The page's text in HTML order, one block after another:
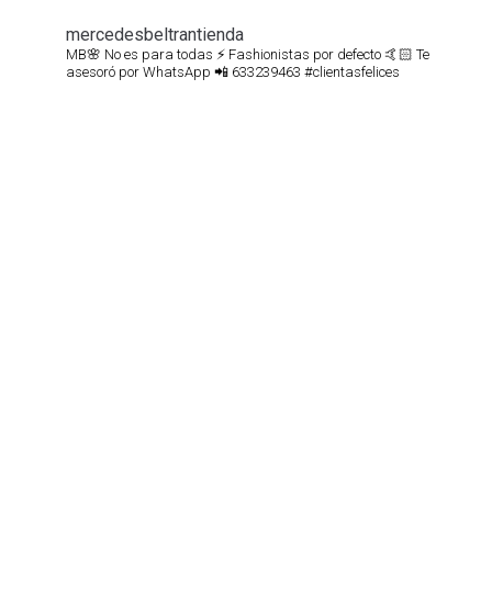
mercedesbeltrantienda
MB🌸 No es para todas ⚡️ Fashionistas por defecto 🤙🏻 Te
asesoró por WhatsApp 📲 633239463 #clientasfelices